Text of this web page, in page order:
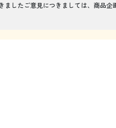
したご意見につきましては、商品